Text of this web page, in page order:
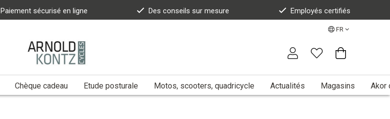
Paiement sécurisé en ligne Des conseils sur mesure Employés certifiés
FR
Chèque cadeau Etude posturale Motos, scooters, quadricycle Actualités Magasins Akor